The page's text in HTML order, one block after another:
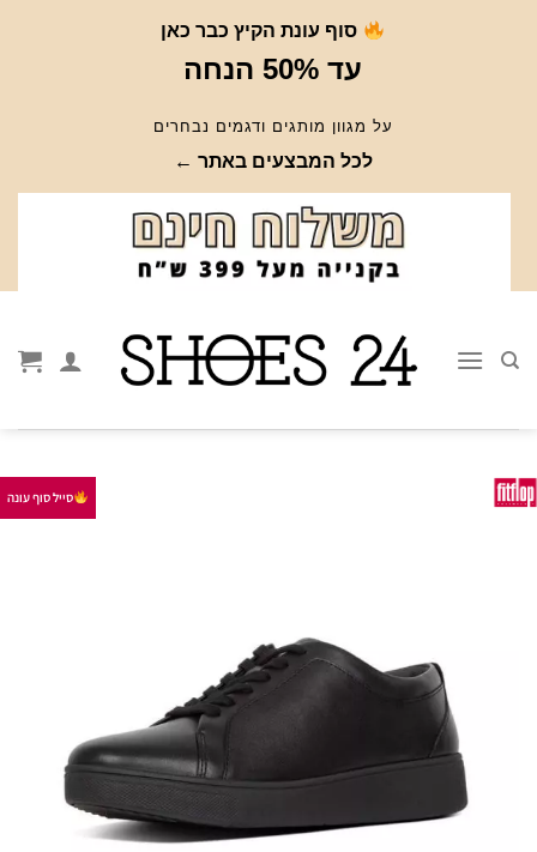
סוף עונת הקיץ כבר כאן
עד 50% הנחה
על מגוון מותגים ודגמים נבחרים
לכל המבצעים באתר ←
סייל סוף עונה